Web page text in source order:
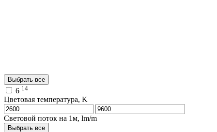
Выбрать все
6 14
Цветовая температура, K
Световой поток на 1м, lm/m
Выбрать все